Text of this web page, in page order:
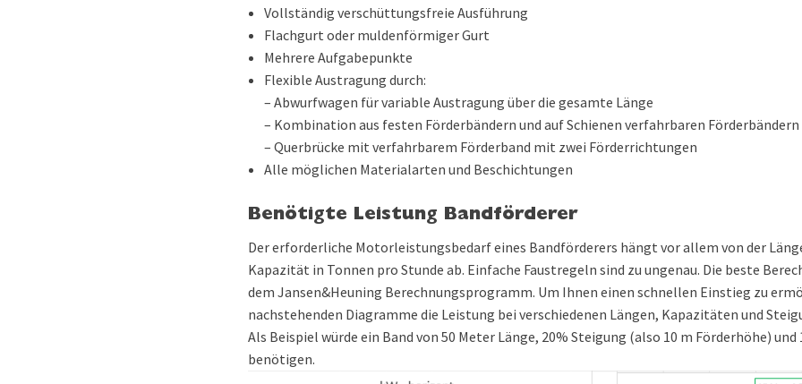
Vollständig verschüttungsfreie Ausführung
Flachgurt oder muldenförmiger Gurt
Mehrere Aufgabepunkte
Flexible Austragung durch:
– Abwurfwagen für variable Austragung über die gesamte Länge
– Kombination aus festen Förderbändern und auf Schienen verfahrbaren Förderbändern
– Querbrücke mit verfahrbarem Förderband mit zwei Förderrichtungen
Alle möglichen Materialarten und Beschichtungen
Benötigte Leistung Bandförderer
Der erforderliche Motorleistungsbedarf eines Bandförderers hängt vor allem von der
Kapazität in Tonnen pro Stunde ab. Einfache Faustregeln sind zu ungenau. Die beste
dem Jansen&Heuning Berechnungsprogramm. Um Ihnen einen schnellen Einstieg zu
nachstehenden Diagramme die Leistung bei verschiedenen Längen, Kapazitäten und
Als Beispiel würde ein Band von 50 Meter Länge, 20% Steigung (also 10 m Förderhöhe)
benötigen.